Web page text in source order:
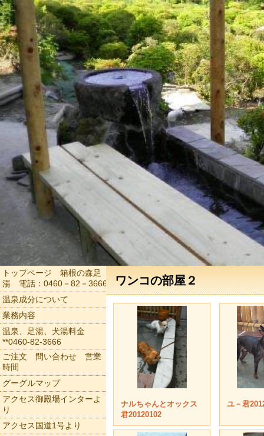
ワンコの部屋２
ナルちゃんとオックス
君20120102
ユ－君
トップページ 箱根の森足
湯 電話：0460－82－3666
温泉成分について
業務内容
温泉、足湯、犬湯料金
**0460-82-3666
ご注文 問い合わせ 営業
時間
グーグルマップ
アクセス御殿場インターよ
り
アクセス国道1号より